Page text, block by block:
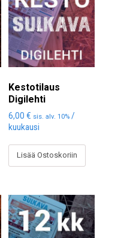
Kestotilaus
Digilehti
6,00 € sis. alv. 10% /
kuukausi
Lisää Ostoskoriin